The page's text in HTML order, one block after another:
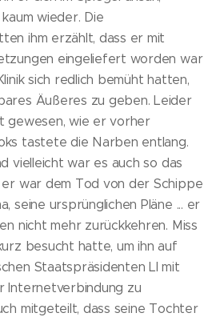
wieder. Die
ihm erzählt, dass er mit
eingeliefert worden war
sich redlich bemüht hatten,
Äußeres zu geben. Leider
gewesen, wie er vorher
tastete die Narben entlang.
vielleicht war es auch so das
war dem Tod von der Schippe
seine ursprünglichen Pläne ... er
nicht mehr zurückkehren. Miss
besucht hatte, um ihn auf
Staatspräsidenten LI mit
Internetverbindung zu
mitgeteilt, dass seine Tochter